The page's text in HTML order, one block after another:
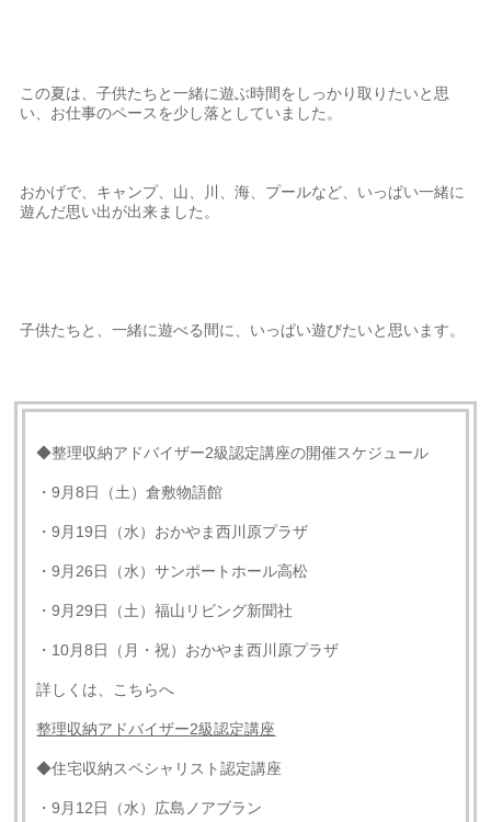
この夏は、子供たちと一緒に遊ぶ時間をしっかり取りたいと思
い、お仕事のペースを少し落としていました。
おかげで、キャンプ、山、川、海、プールなど、いっぱい一緒に
遊んだ思い出が出来ました。
子供たちと、一緒に遊べる間に、いっぱい遊びたいと思います。
◆整理収納アドバイザー2級認定講座の開催スケジュール
・9月8日（土）倉敷物語館
・9月19日（水）おかやま西川原プラザ
・9月26日（水）サンポートホール高松
・9月29日（土）福山リビング新聞社
・10月8日（月・祝）おかやま西川原プラザ
詳しくは、こちらへ
整理収納アドバイザー2級認定講座
◆住宅収納スペシャリスト認定講座
・9月12日（水）広島ノアブラン